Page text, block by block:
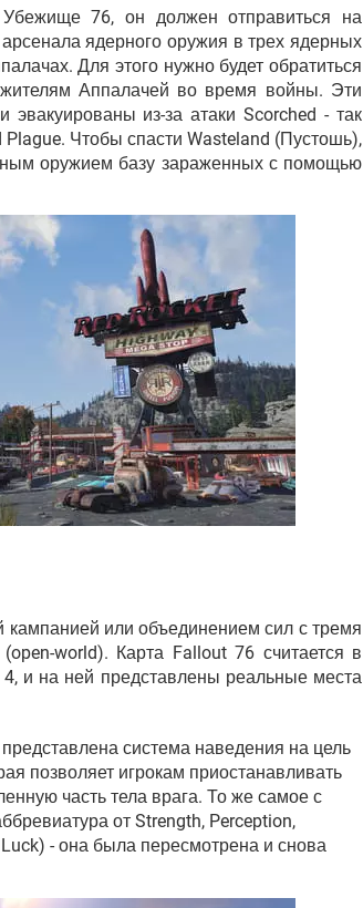
76, он должен отправиться на
ядерного оружия в трех ядерных
Для этого нужно будет обратиться
Аппалачей во время войны. Эти
из-за атаки Scorched - так
Чтобы спасти Wasteland (Пустошь),
оружием базу зараженных с помощью
или объединением сил с тремя
world). Карта Fallout 76 считается в
и на ней представлены реальные места
система наведения на цель
позволяет игрокам приостанавливать
часть тела врага. То же самое с
от Strength, Perception,
- она была пересмотрена и снова